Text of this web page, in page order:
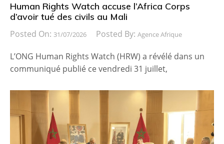
Human Rights Watch accuse l’Africa Corps
d’avoir tué des civils au Mali
Posted On: 31/07/2026 Posted By: Agence Afrique
L’ONG Human Rights Watch (HRW) a révélé dans un
communiqué publié ce vendredi 31 juillet,